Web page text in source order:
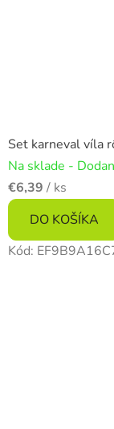
Set karneval víla
Na sklade -
€6,39 / ks
DO KOŠÍKA
Kód: